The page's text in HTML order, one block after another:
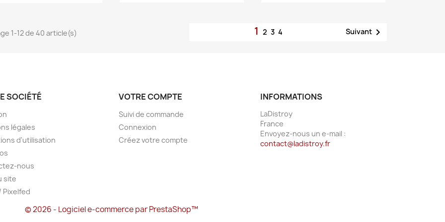
1-12 de 40 article(s) 1234 Suivant
SOCIÉTÉ
légales
d'utilisation
nous
site
Pixelfed
VOTRE COMPTE
Suivi de commande
Connexion
Créez votre compte
INFORMATIONS
LaDistroy
France
Envoyez-nous un e-mail :
contact@ladistroy.fr
© 2026 - Logiciel e-commerce par PrestaShop™